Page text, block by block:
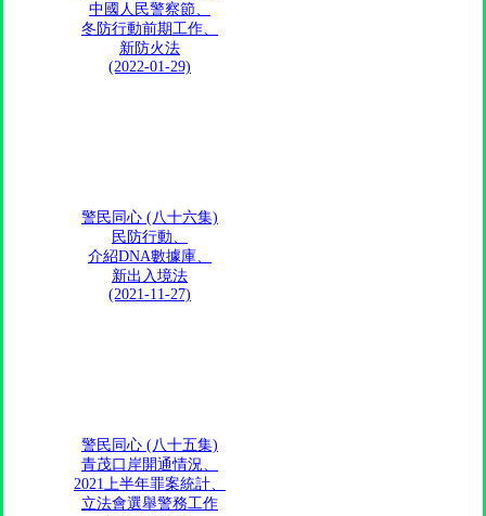
中國人民警察節、
冬防行動前期工作、
新防火法
(2022-01-29)
警民同心 (八十六集)
民防行動、
介紹DNA數據庫、
新出入境法
(2021-11-27)
警民同心 (八十五集)
青茂口岸開通情況、
2021上半年罪案統計、
立法會選舉警務工作